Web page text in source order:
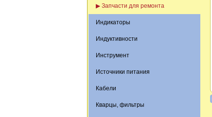
▶ Запчасти для ремонта
Индикаторы
Индуктивности
Инструмент
Источники питания
Кабели
Кварцы, фильтры